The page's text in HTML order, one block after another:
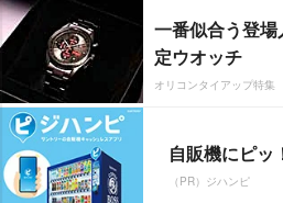
一番似合う登
定ウオッチ
オリコンタイアップ特集
自販機にピッ
（PR）ジハンピ